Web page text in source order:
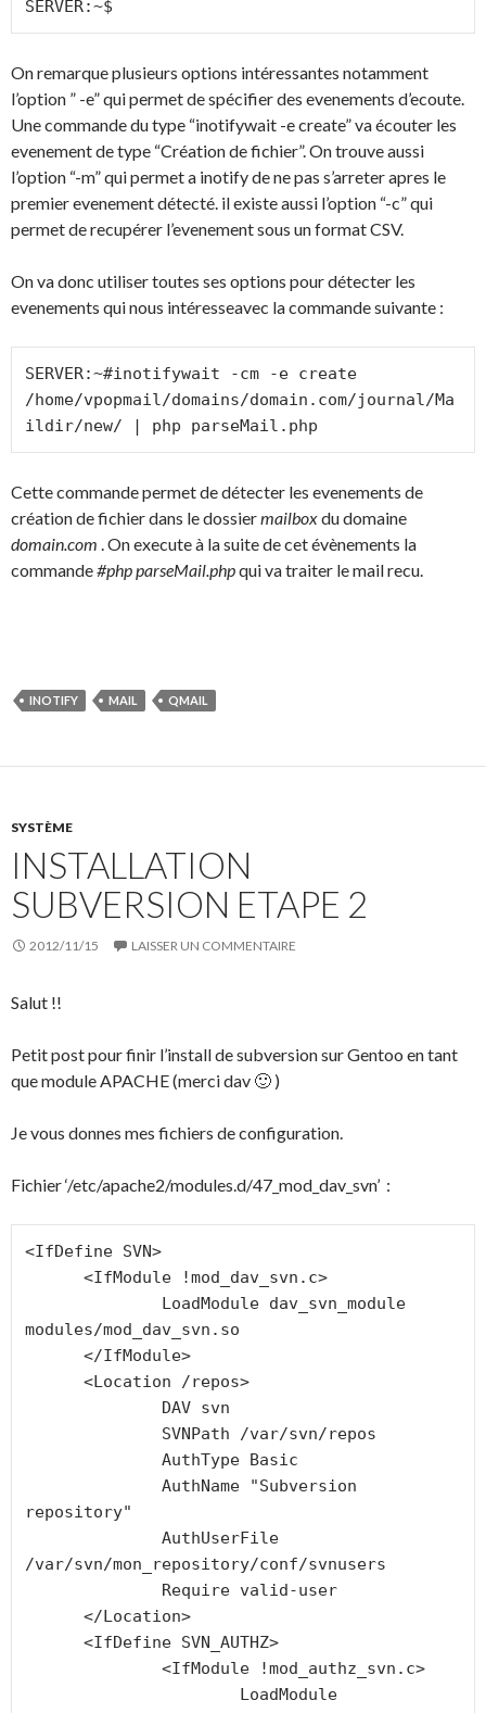
SERVER:~$
On remarque plusieurs options intéressantes notamment
l’option ” -e” qui permet de spécifier des evenements d’ecoute.
Une commande du type “inotifywait -e create” va écouter les
evenement de type “Création de fichier”. On trouve aussi
l’option “-m” qui permet a inotify de ne pas s’arreter apres le
premier evenement détecté. il existe aussi l’option “-c” qui
permet de recupérer l’evenement sous un format CSV.
On va donc utiliser toutes ses options pour détecter les
evenements qui nous intéresseavec la commande suivante :
SERVER:~#inotifywait -cm -e create
/home/vpopmail/domains/domain.com/journal/Ma
ildir/new/ | php parseMail.php
Cette commande permet de détecter les evenements de
création de fichier dans le dossiermailboxdu domaine
domain.com . On execute à la suite de cet évènements la
commande#php parseMail.phpqui va traiter le mail recu.
INOTIFY MAIL QMAIL
SYSTÈME
INSTALLATION
SUBVERSION ETAPE 2
2012/11/15 LAISSER UN COMMENTAIRE
Salut !!
Petit post pour finir l’install de subversion sur Gentoo en tant
que module APACHE (merci dav 🙂 )
Je vous donnes mes fichiers de configuration.
Fichier ‘/etc/apache2/modules.d/47_mod_dav_svn’ :
<IfDefine SVN>
modules/mod_dav_svn.so
repository"
/var/svn/mon_repository/conf/svnusers